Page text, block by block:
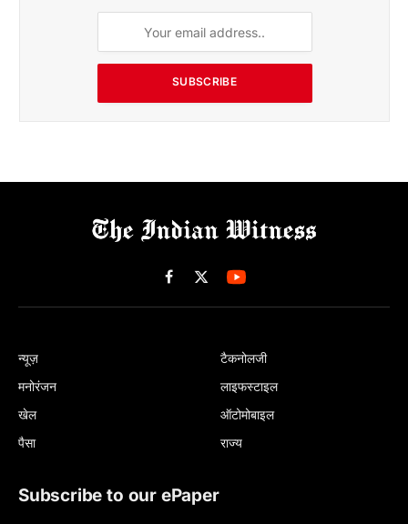
SUBSCRIBE
Facebook
X
(Twitter)
न्यूज़
मनोरंजन
खेल
पैसा
टैकनोलजी
लाइफस्टाइल
ऑटोमोबाइल
राज्य
Subscribe to our ePaper